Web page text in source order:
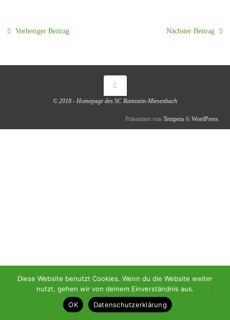
Vorheriger Beitrag Nächster Beitrag
© 2018 - Homepage des SC Ramstein-Miesenbach
Präsentiert von Tempera & WordPress.
Diese Website benutzt Cookies. Wenn du die Website weiter
nutzt, gehen wir von deinem Einverständnis aus.
OK
Datenschutzerklärung